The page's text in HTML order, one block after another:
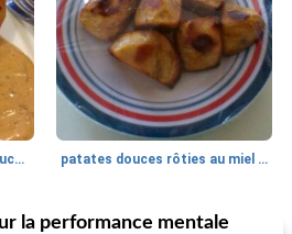
paprika huhn (poulet à la sauce paprika). patates douces rôties au miel / kumara
min 45
Viande et volaille
la performance mentale